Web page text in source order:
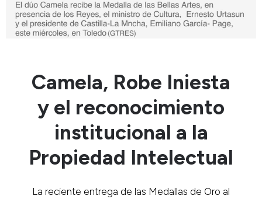
Camela, Robe Iniesta
y el reconocimiento
institucional a la
Propiedad Intelectual
La reciente entrega de las Medallas de Oro al